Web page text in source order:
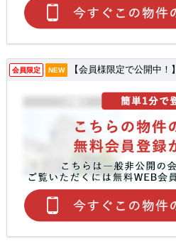
会員限定 NEW 【会員様限定で公開中！】